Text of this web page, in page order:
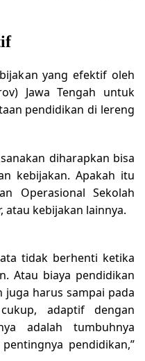
yang efektif oleh
Jawa Tengah untuk
pendidikan di lereng
diharapkan bisa
kebijakan. Apakah itu
Operasional Sekolah
atau kebijakan lainnya.
tidak berhenti ketika
Atau biaya pendidikan
juga harus sampai pada
adaptif dengan
adalah tumbuhnya
pendidikan,”